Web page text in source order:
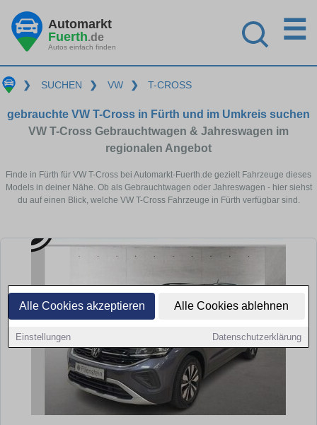
Alle Cookies akzeptieren Alle Cookies ablehnen
Einstellungen Datenschutzerklärung
Automarkt
Fuerth.de
Autos einfach finden
☰
❯ SUCHEN ❯ VW ❯ T-CROSS
gebrauchte VW T-Cross in Fürth und im Umkreis suchen
VW T-Cross Gebrauchtwagen & Jahreswagen im
regionalen Angebot
Finde in Fürth für VW T-Cross bei Automarkt-Fuerth.de gezielt Fahrzeuge dieses
Models in deiner Nähe. Ob als Gebrauchtwagen oder Jahreswagen - hier siehst
du auf einen Blick, welche VW T-Cross Fahrzeuge in Fürth verfügbar sind.